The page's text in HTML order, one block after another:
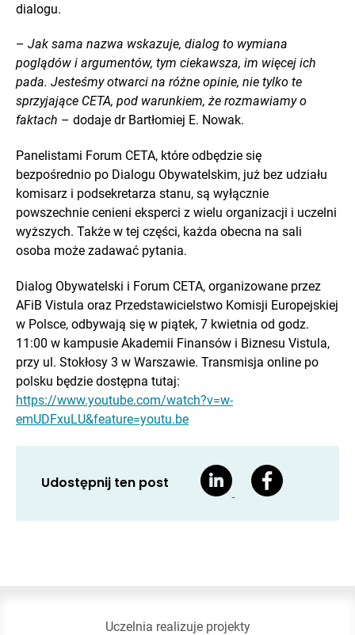
dialogu.
– Jak sama nazwa wskazuje, dialog to wymiana
poglądów i argumentów, tym ciekawsza, im więcej ich
pada. Jesteśmy otwarci na różne opinie, nie tylko te
sprzyjające CETA, pod warunkiem, że rozmawiamy o
faktach – dodaje dr Bartłomiej E. Nowak.
Panelistami Forum CETA, które odbędzie się
bezpośrednio po Dialogu Obywatelskim, już bez udziału
komisarz i podsekretarza stanu, są wyłącznie
powszechnie cenieni eksperci z wielu organizacji i uczelni
wyższych. Także w tej części, każda obecna na sali
osoba może zadawać pytania.
Dialog Obywatelski i Forum CETA, organizowane przez
AFiB Vistula oraz Przedstawicielstwo Komisji Europejskiej
w Polsce, odbywają się w piątek, 7 kwietnia od godz.
11:00 w kampusie Akademii Finansów i Biznesu Vistula,
przy ul. Stokłosy 3 w Warszawie. Transmisja online po
polsku będzie dostępna tutaj:
https://www.youtube.com/watch?v=w-
emUDFxuLU&feature=youtu.be
Udostępnij ten post
Uczelnia realizuje projekty